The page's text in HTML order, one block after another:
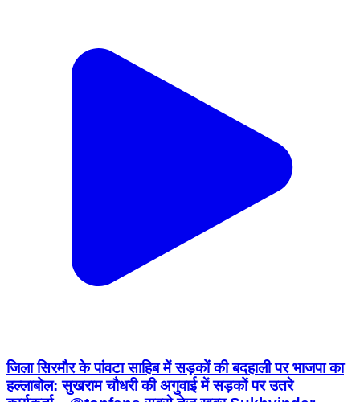
जिला सिरमौर के पांवटा साहिब में सड़कों की बदहाली पर भाजपा का
हल्लाबोल: सुखराम चौधरी की अगुवाई में सड़कों पर उतरे